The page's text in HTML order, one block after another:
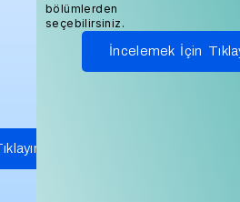
bölümlerden
seçebilirsiniz.
İncelemek İçin